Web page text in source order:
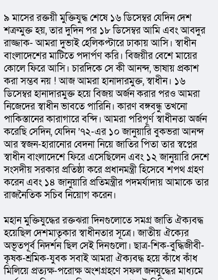
৯ মাসের রক্তয়ী মুক্তিযুদ্ধ শেষে ১৬ ডিসেম্বর যেদিন দেশ
শত্রুমুক্ত হয়, তার দুদিন পর ১৮ ডিসেম্বর আমি এবং আবদুর
রাজ্জাক- আমরা দুভাই হেলিকপ্টারে ঢাকায় আসি। স্বাধীন
বাংলাদেশের মাটিতে পদার্পণ করি। বিজয়ীর বেশে মায়ের
কোলে ফিরে আসি। চারদিকে সে কী আনন্দ, ভাষায় প্রকাশ
করা সম্ভব নয় ! আজ আমরা হানাদারমুক্ত, স্বাধীন। ১৬
ডিসেম্বর হানাদারমুক্ত হয়ে বিজয় অর্জন করার পরও আমরা
নিজেদের স্বাধীন ভাবতে পারিনি। কারণ বঙ্গবন্ধু তখনো
পাকিস্তানের কারাগারে বন্দি। আমরা পরিপূর্ণ স্বাধীনতা অর্জন
করেছি সেদিন, যেদিন ’৭২-এর ১০ জানুয়ারি বুকভরা আনন্দ
আর স্বজন-হারানোর বেদনা নিয়ে জাতির পিতা তার স্বপ্নের
স্বাধীন বাংলাদেশে ফিরে এসেছিলেন এবং ১২ জানুয়ারি দেশে
সংসদীয় সরকার প্রতিষ্ঠা করে প্রধানমন্ত্রী হিসেবে শপথ গ্রহণ
করেন এবং ১৪ জানুয়ারি প্রতিমন্ত্রীর পদমর্যাদায় আমাকে তার
রাজনৈতিক সচিব নিয়োগ করেন।
মহান মুক্তিযুদ্ধের রক্তঝরা দিনগুলোতে সমগ্র জাতি ঐক্যবদ্ধ
হয়েছিল দেশমাতৃকার স্বাধীনতার সূত্রে। জাতীয় ঐক্যের
অভূতপূর্ব নিদর্শন ছিল সেই দিনগুলো। ছাত্র-শিক-বুদ্ধিজীবী-
কৃষক-শ্রমিক-যুবক সবাই আমরা ঐক্যবদ্ধ হয়ে কাঁধে কাঁধ
মিলিয়ে প্রত্যক্ষ-পরোক্ষ অংশগ্রহণে সফল জনযুদ্ধের মাধ্যমে